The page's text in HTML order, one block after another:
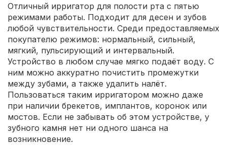
Отличный ирригатор для полости рта с пятью
режимами работы. Подходит для десен и зубов
любой чувствительности. Среди предоставляемых
покупателю режимов: нормальный, сильный,
мягкий, пульсирующий и интервальный.
Устройство в любом случае мягко подаёт воду. С
ним можно аккуратно почистить промежутки
между зубами, а также удалить налёт.
Пользоваться таким ирригатором можно даже
при наличии брекетов, имплантов, коронок или
мостов. Если не забывать об этом устройстве, у
зубного камня нет ни одного шанса на
возникновение.